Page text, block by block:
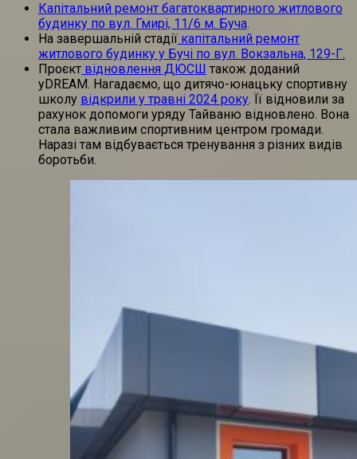
Капітальний ремонт багатоквартирного житлового
будинку по вул. Гмирі, 11/6 м. Буча.
На завершальній стадії капітальний ремонт
житлового будинку у Бучі по вул. Вокзальна, 129-Г.
Проєкт відновлення ДЮСШ також доданий
уDREAM. Нагадаємо, що дитячо-юнацьку спортивну
школу відкрили у травні 2024 року. Її відновили за
рахунок допомоги уряду Тайваню відновлено. Вона
стала важливим спортивним центром громади.
Наразі там відбувається тренування з різних видів
боротьби.